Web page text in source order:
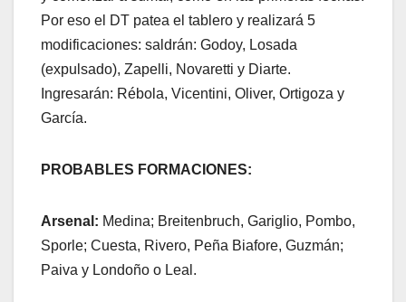
Por eso el DT patea el tablero y realizará 5
modificaciones: saldrán: Godoy, Losada
(expulsado), Zapelli, Novaretti y Diarte.
Ingresarán: Rébola, Vicentini, Oliver, Ortigoza y
García.
PROBABLES FORMACIONES:
Arsenal: Medina; Breitenbruch, Gariglio, Pombo,
Sporle; Cuesta, Rivero, Peña Biafore, Guzmán;
Paiva y Londoño o Leal.